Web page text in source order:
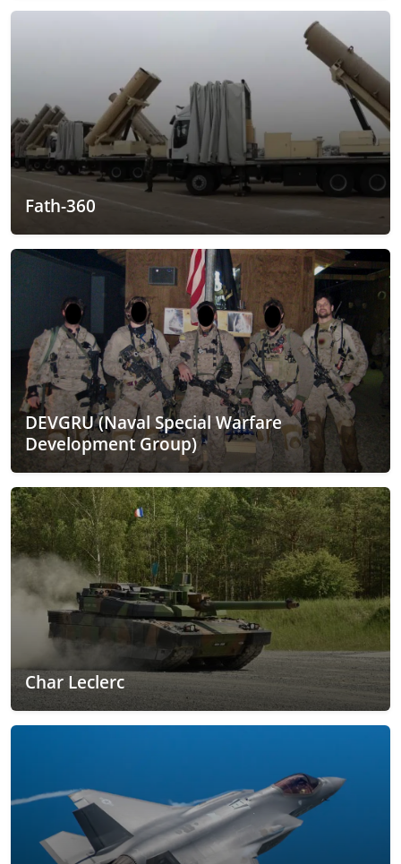
Fath-360
DEVGRU (Naval Special Warfare
Development Group)
Char Leclerc